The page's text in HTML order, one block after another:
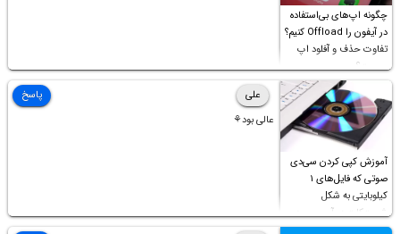
چگونه اپ‌های بی‌استفاده
در آیفون را Offload کنیم؟
تفاوت حذف و آفلود اپ
چیست؟
آموزش کپی کردن سی‌دی
صوتی که فایل‌های ۱
کیلوبایتی به شکل
شورت‌کات در آن موجود
است!
علی
عالی بود⚘
پاسخ